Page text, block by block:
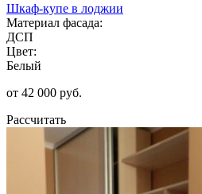
Шкаф-купе в лоджии
Материал фасада:
ДСП
Цвет:
Белый
от 42 000 руб.
Рассчитать